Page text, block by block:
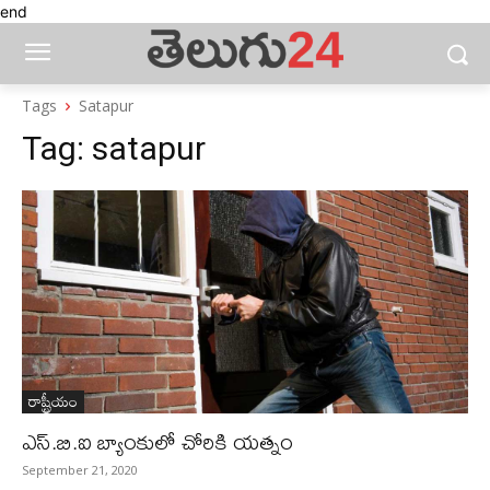
end
Tags Satapur
Tag: satapur
రాష్ట్రీయం
ఎస్‌.బి.ఐ బ్యాంకులో చోరికి యత్నం
September 21, 2020